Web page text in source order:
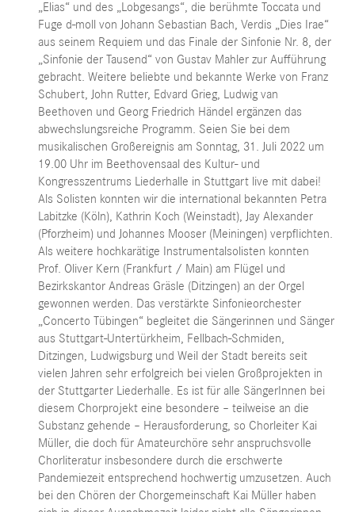
„Elias“ und des „Lobgesangs“, die berühmte Toccata und
Fuge d-moll von Johann Sebastian Bach, Verdis „Dies Irae“
aus seinem Requiem und das Finale der Sinfonie Nr. 8, der
„Sinfonie der Tausend“ von Gustav Mahler zur Aufführung
gebracht. Weitere beliebte und bekannte Werke von Franz
Schubert, John Rutter, Edvard Grieg, Ludwig van
Beethoven und Georg Friedrich Händel ergänzen das
abwechslungsreiche Programm. Seien Sie bei dem
musikalischen Großereignis am Sonntag, 31. Juli 2022 um
19.00 Uhr im Beethovensaal des Kultur- und
Kongresszentrums Liederhalle in Stuttgart live mit dabei!
Als Solisten konnten wir die international bekannten Petra
Labitzke (Köln), Kathrin Koch (Weinstadt), Jay Alexander
(Pforzheim) und Johannes Mooser (Meiningen) verpflichten.
Als weitere hochkarätige Instrumentalsolisten konnten
Prof. Oliver Kern (Frankfurt / Main) am Flügel und
Bezirkskantor Andreas Gräsle (Ditzingen) an der Orgel
gewonnen werden. Das verstärkte Sinfonieorchester
„Concerto Tübingen“ begleitet die Sängerinnen und Sänger
aus Stuttgart-Untertürkheim, Fellbach-Schmiden,
Ditzingen, Ludwigsburg und Weil der Stadt bereits seit
vielen Jahren sehr erfolgreich bei vielen Großprojekten in
der Stuttgarter Liederhalle. Es ist für alle SängerInnen bei
diesem Chorprojekt eine besondere – teilweise an die
Substanz gehende – Herausforderung, so Chorleiter Kai
Müller, die doch für Amateurchöre sehr anspruchsvolle
Chorliteratur insbesondere durch die erschwerte
Pandemiezeit entsprechend hochwertig umzusetzen. Auch
bei den Chören der Chorgemeinschaft Kai Müller haben